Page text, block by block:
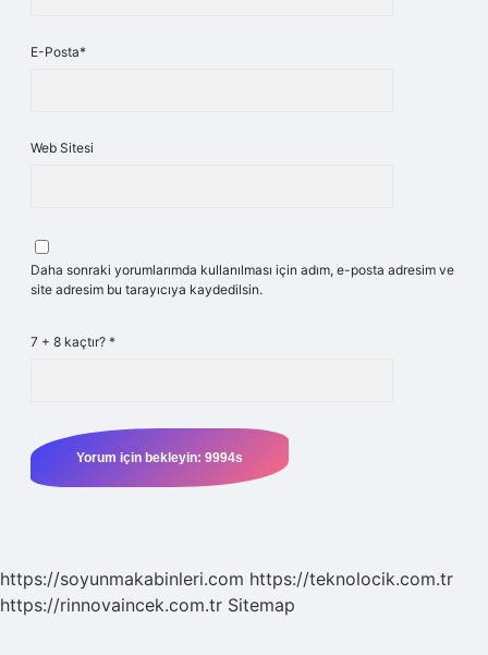
E-Posta*
Web Sitesi
Daha sonraki yorumlarımda kullanılması için adım, e-posta adresim ve
site adresim bu tarayıcıya kaydedilsin.
7 + 8 kaçtır? *
https://soyunmakabinleri.com https://teknolocik.com.tr
https://rinnovaincek.com.tr Sitemap